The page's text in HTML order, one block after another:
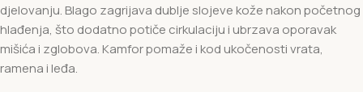
djelovanju. Blago zagrijava dublje slojeve kože nakon početnog
hlađenja, što dodatno potiče cirkulaciju i ubrzava oporavak
mišića i zglobova. Kamfor pomaže i kod ukočenosti vrata,
ramena i leđa.